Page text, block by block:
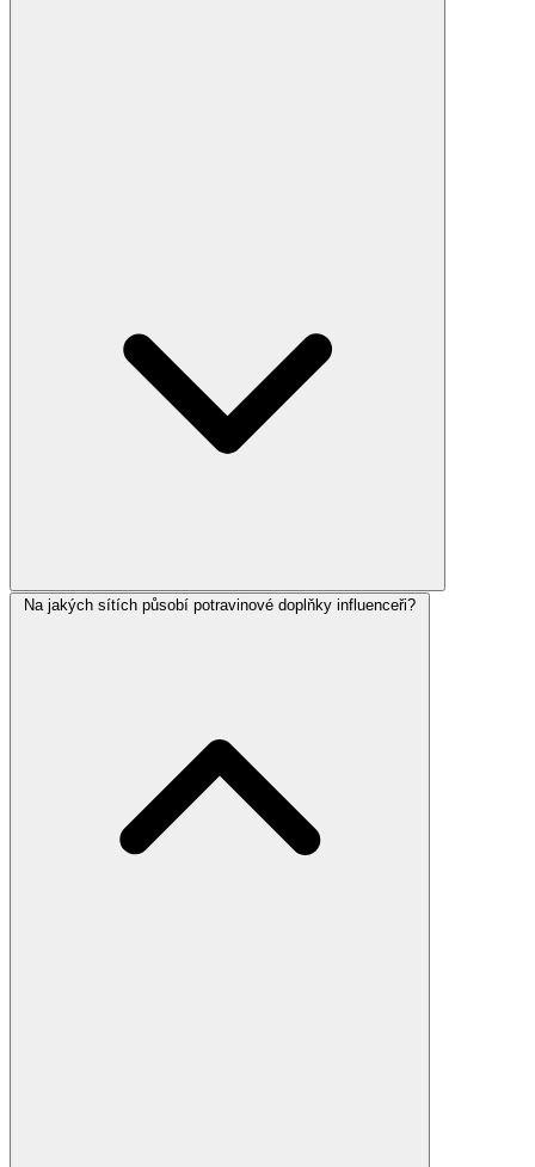
Na jakých sítích působí potravinové doplňky influenceři?